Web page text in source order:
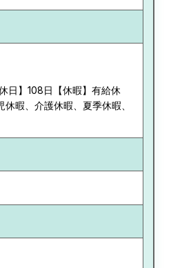
日】108日【休暇】有給休
暇、介護休暇、夏季休暇、